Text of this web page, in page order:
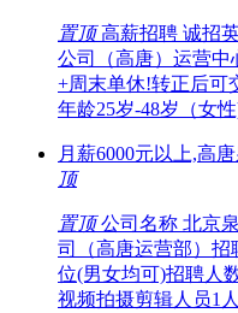
置顶高薪招聘 诚招
公司（高唐）运营中
+周末单休!转正后可
年龄25岁-48岁（女性
月薪6000元以上,高
顶
置顶公司名称 北京
司（高唐运营部）招
位(男女均可)招聘人
视频拍摄剪辑人员1